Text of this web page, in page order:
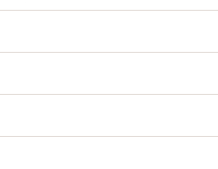
『初回相談無料で離婚書類作成を法律相